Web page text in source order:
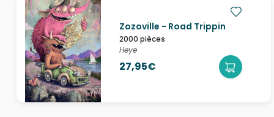
Zozoville - Road Trippin
2000 pièces
Heye
27,95€